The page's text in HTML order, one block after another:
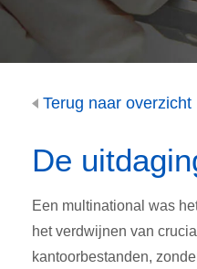
Terug naar overzicht
De
Een multinational was
het verdwijnen van
kantoorbestanden,